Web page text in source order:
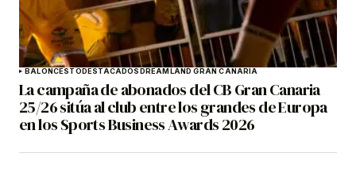
BALONCESTODESTACADOSDREAMLAND GRAN CANARIA
La campaña de abonados del CB Gran Canaria
25/26 sitúa al club entre los grandes de Europa
en los Sports Business Awards 2026